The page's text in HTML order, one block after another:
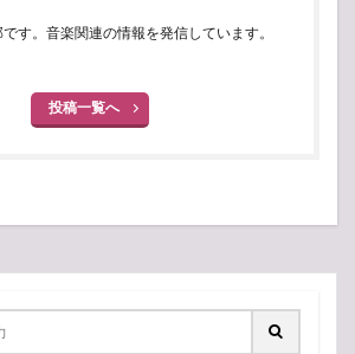
す。音楽関連の情報を発信しています。
投稿一覧へ